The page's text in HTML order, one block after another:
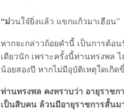
“ม่วนใจ๋ยิ่งแล้ว แขกแก้วมาเฮือน”
หากจะกล่าวถ้อยคำนี้ เป็นการต้อ
เดียวนัก เพราะครั้งนี้ท่านทรงพล
น้อยสองปี หากไม่มีอุบัติเหตุใดเกิด
ท่านทรงพล คงทราบว่า อายุราชก
เป็นสิบคน ล้วนมีอายุราชการสั้นม